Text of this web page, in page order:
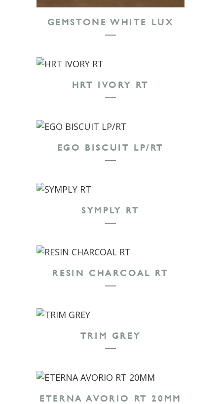
GEMSTONE WHITE LUX
HRT IVORY RT
EGO BISCUIT LP/RT
SYMPLY RT
RESIN CHARCOAL RT
TRIM GREY
ETERNA AVORIO RT 20MM